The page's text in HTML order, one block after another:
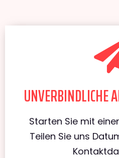
UNVERBINDLICHE
Starten Sie mit
Teilen Sie uns